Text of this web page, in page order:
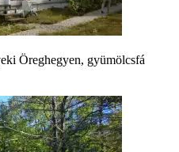
Öreghegyen, gyümölcsfá